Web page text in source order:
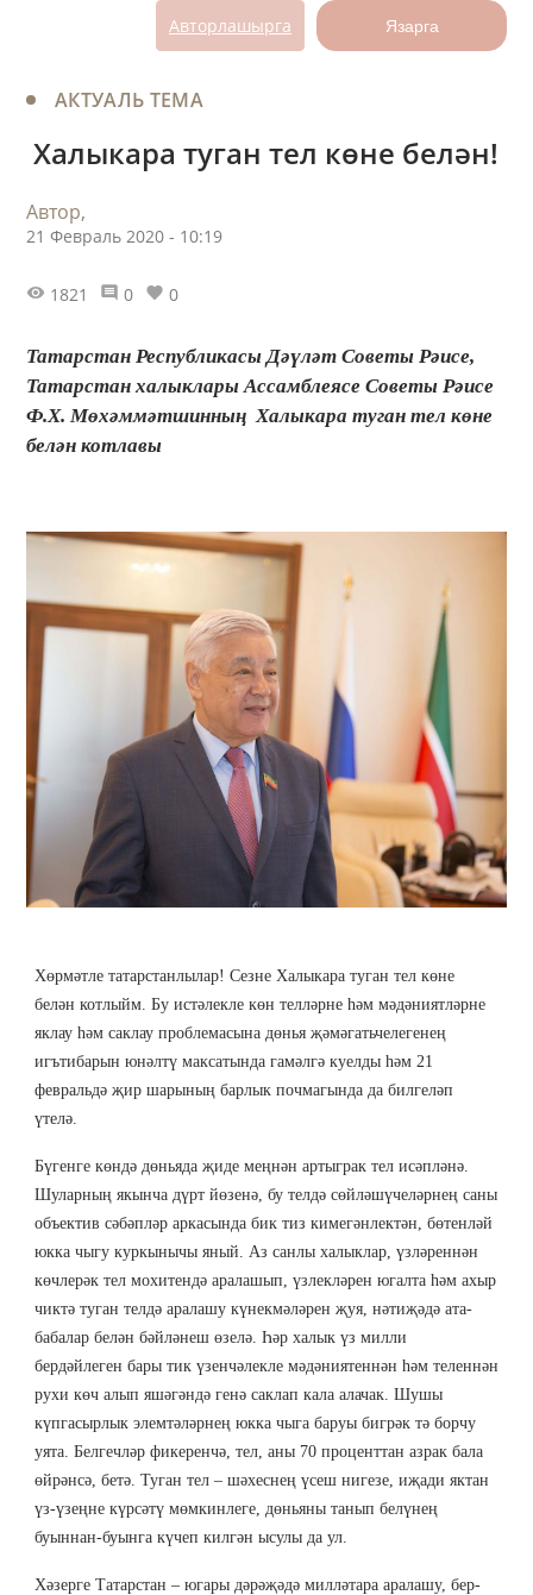
Авторлашырга Язарга
АКТУАЛЬ ТЕМА
Халыкара туган тел көне белән!
Автор,
21 Февраль 2020 - 10:19
1821 0 0
Татарстан Республикасы Дәүләт Советы Рәисе,
Татарстан халыклары Ассамблеясе Советы Рәисе
Ф.Х. Мөхәммәтшинның Халыкара туган тел көне
белән котлавы
Хөрмәтле татарстанлылар! Сезне Халыкара туган тел көне
белән котлыйм. Бу истәлекле көн телләрне һәм мәдәниятләрне
яклау һәм саклау проблемасына дөнья җәмәгатьчелегенең
игътибарын юнәлтү максатында гамәлгә куелды һәм 21
февральдә җир шарының барлык почмагында да билгеләп
үтелә.
Бүгенге көндә дөньяда җиде меңнән артыграк тел исәпләнә.
Шуларның якынча дүрт йөзенә, бу телдә сөйләшүчеләрнең саны
объектив сәбәпләр аркасында бик тиз кимегәнлектән, бөтенләй
юкка чыгу куркынычы яный. Аз санлы халыклар, үзләреннән
көчлерәк тел мохитендә аралашып, үзлекләрен югалта һәм ахыр
чиктә туган телдә аралашу күнекмәләрен җуя, нәтиҗәдә ата-
бабалар белән бәйләнеш өзелә. Һәр халык үз милли
бердәйлеген бары тик үзенчәлекле мәдәниятеннән һәм теленнән
рухи көч алып яшәгәндә генә саклап кала алачак. Шушы
күпгасырлык элемтәләрнең юкка чыга баруы бигрәк тә борчу
уята. Белгечләр фикеренчә, тел, аны 70 проценттан азрак бала
өйрәнсә, бетә. Туган тел – шәхеснең үсеш нигезе, иҗади яктан
үз-үзеңне күрсәтү мөмкинлеге, дөньяны танып белүнең
буыннан-буынга күчеп килгән ысулы да ул.
Хәзерге Татарстан – югары дәрәҗәдә милләтара аралашу, бер-